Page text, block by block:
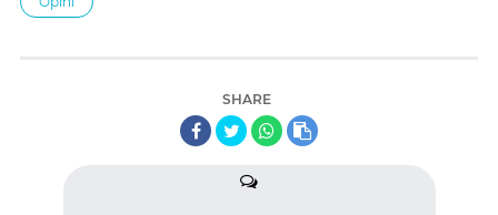
SHARE